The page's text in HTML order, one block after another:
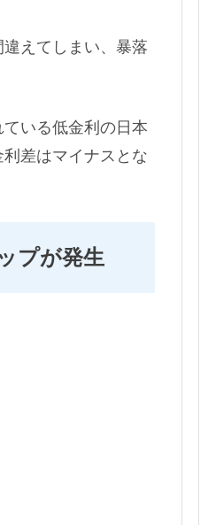
えてしまい、暴落
いる低金利の日本
差はマイナスとな
プが発生